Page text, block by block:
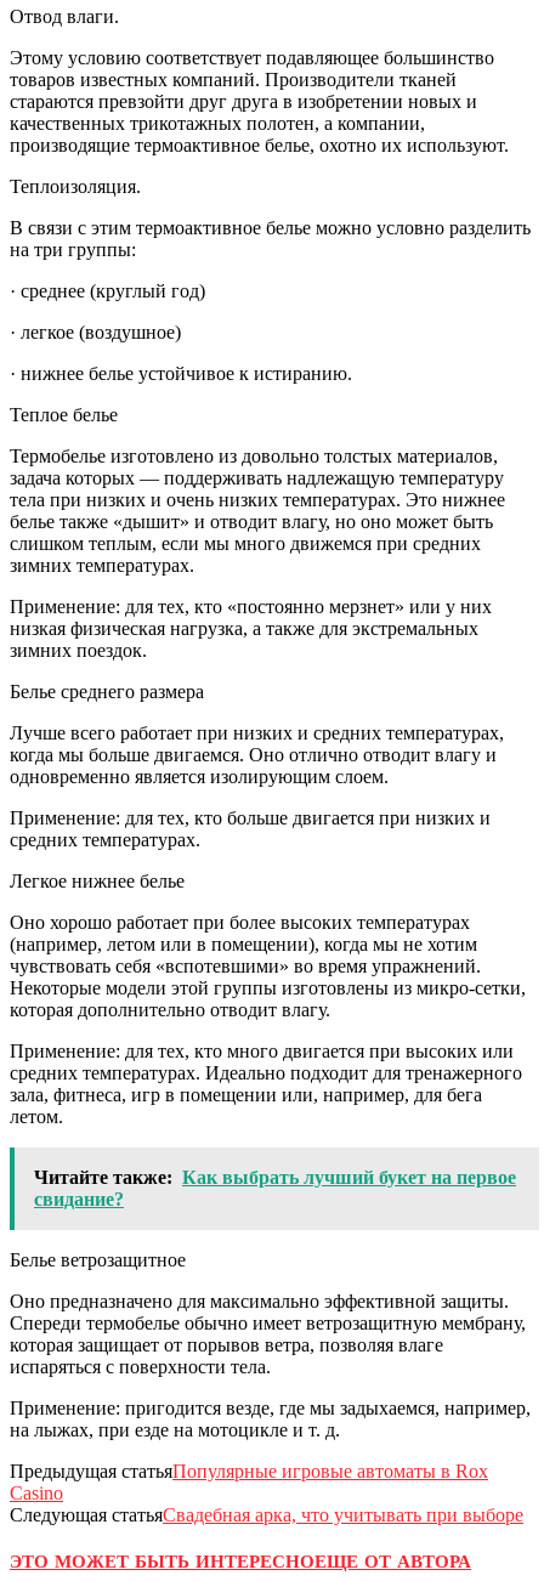
Отвод влаги.
Этому условию соответствует подавляющее большинство
товаров известных компаний. Производители тканей
стараются превзойти друг друга в изобретении новых и
качественных трикотажных полотен, а компании,
производящие термоактивное белье, охотно их используют.
Теплоизоляция.
В связи с этим термоактивное белье можно условно разделить
на три группы:
· среднее (круглый год)
· легкое (воздушное)
· нижнее белье устойчивое к истиранию.
Теплое белье
Термобелье изготовлено из довольно толстых материалов,
задача которых — поддерживать надлежащую температуру
тела при низких и очень низких температурах. Это нижнее
белье также «дышит» и отводит влагу, но оно может быть
слишком теплым, если мы много движемся при средних
зимних температурах.
Применение: для тех, кто «постоянно мерзнет» или у них
низкая физическая нагрузка, а также для экстремальных
зимних поездок.
Белье среднего размера
Лучше всего работает при низких и средних температурах,
когда мы больше двигаемся. Оно отлично отводит влагу и
одновременно является изолирующим слоем.
Применение: для тех, кто больше двигается при низких и
средних температурах.
Легкое нижнее белье
Оно хорошо работает при более высоких температурах
(например, летом или в помещении), когда мы не хотим
чувствовать себя «вспотевшими» во время упражнений.
Некоторые модели этой группы изготовлены из микро-сетки,
которая дополнительно отводит влагу.
Применение: для тех, кто много двигается при высоких или
средних температурах. Идеально подходит для тренажерного
зала, фитнеса, игр в помещении или, например, для бега
летом.
Читайте также: Как выбрать лучший букет на первое
свидание?
Белье ветрозащитное
Оно предназначено для максимально эффективной защиты.
Спереди термобелье обычно имеет ветрозащитную мембрану,
которая защищает от порывов ветра, позволяя влаге
испаряться с поверхности тела.
Применение: пригодится везде, где мы задыхаемся, например,
на лыжах, при езде на мотоцикле и т. д.
Предыдущая статьяПопулярные игровые автоматы в Rox
Casino
Следующая статьяСвадебная арка, что учитывать при выборе
ЭТО МОЖЕТ БЫТЬ ИНТЕРЕСНОЕЩЕ ОТ АВТОРА